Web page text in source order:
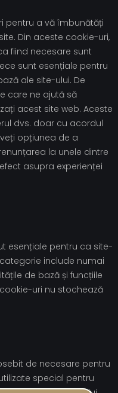
pentru a vă îmbunătăți
Din aceste cookie-uri,
fiind necesare sunt
sunt esențiale pentru
ale site-ului. De
care ne ajută să
acest site web. Aceste
dvs. doar cu acordul
opțiunea de a
la unele dintre
asupra experienței
esențiale pentru ca site-
include numai
de bază și funcțiile
uri nu stochează
de necesare pentru
special pentru